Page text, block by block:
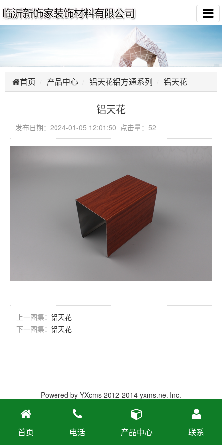
首页 产品中心 铝天花铝方通系列 铝天花
铝天花
发布日期：2024-01-05 12:01:50 点击量：52
上一图集： 铝天花
下一图集： 铝天花
首页 电话 产品中心 联系
Powered by YXcms 2012-2014 yxms.net Inc.